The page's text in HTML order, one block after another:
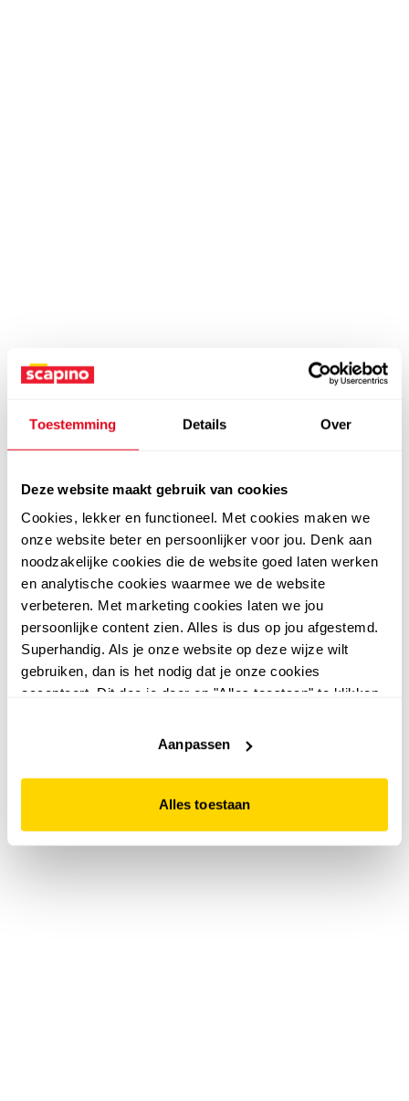
Toestemming Details Over
Deze website maakt gebruik van cookies
Cookies, lekker en functioneel. Met cookies maken we
onze website beter en persoonlijker voor jou. Denk aan
noodzakelijke cookies die de website goed laten werken
en analytische cookies waarmee we de website
verbeteren. Met marketing cookies laten we jou
persoonlijke content zien. Alles is dus op jou afgestemd.
Superhandig. Als je onze website op deze wijze wilt
gebruiken, dan is het nodig dat je onze cookies
accepteert. Dit doe je door op "Alles toestaan" te klikken.
website niet optimaal functioneert.
Aanpassen
Alles toestaan